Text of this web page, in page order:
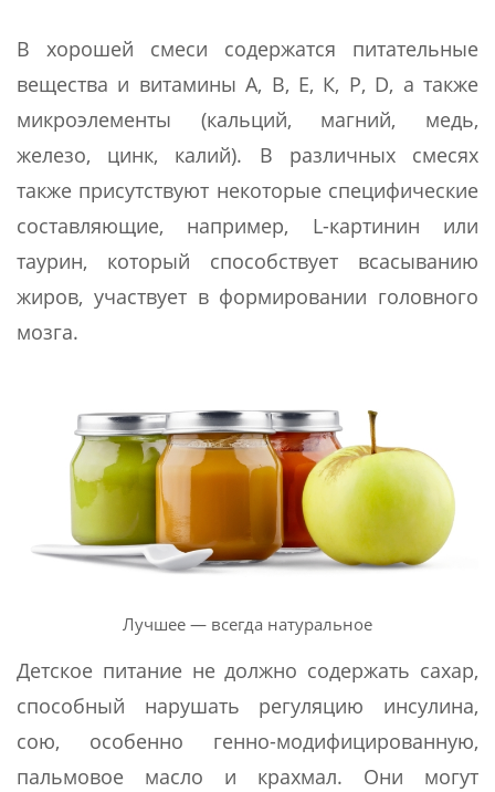
В хорошей смеси содержатся питательные
вещества и витамины А, В, Е, К, Р, D, а также
микроэлементы (кальций, магний, медь,
железо, цинк, калий). В различных смесях
также присутствуют некоторые специфические
составляющие, например, L-картинин или
таурин, который способствует всасыванию
жиров, участвует в формировании головного
мозга.
Лучшее — всегда натуральное
Детское питание не должно содержать сахар,
способный нарушать регуляцию инсулина,
сою, особенно генно-модифицированную,
пальмовое масло и крахмал. Они могут